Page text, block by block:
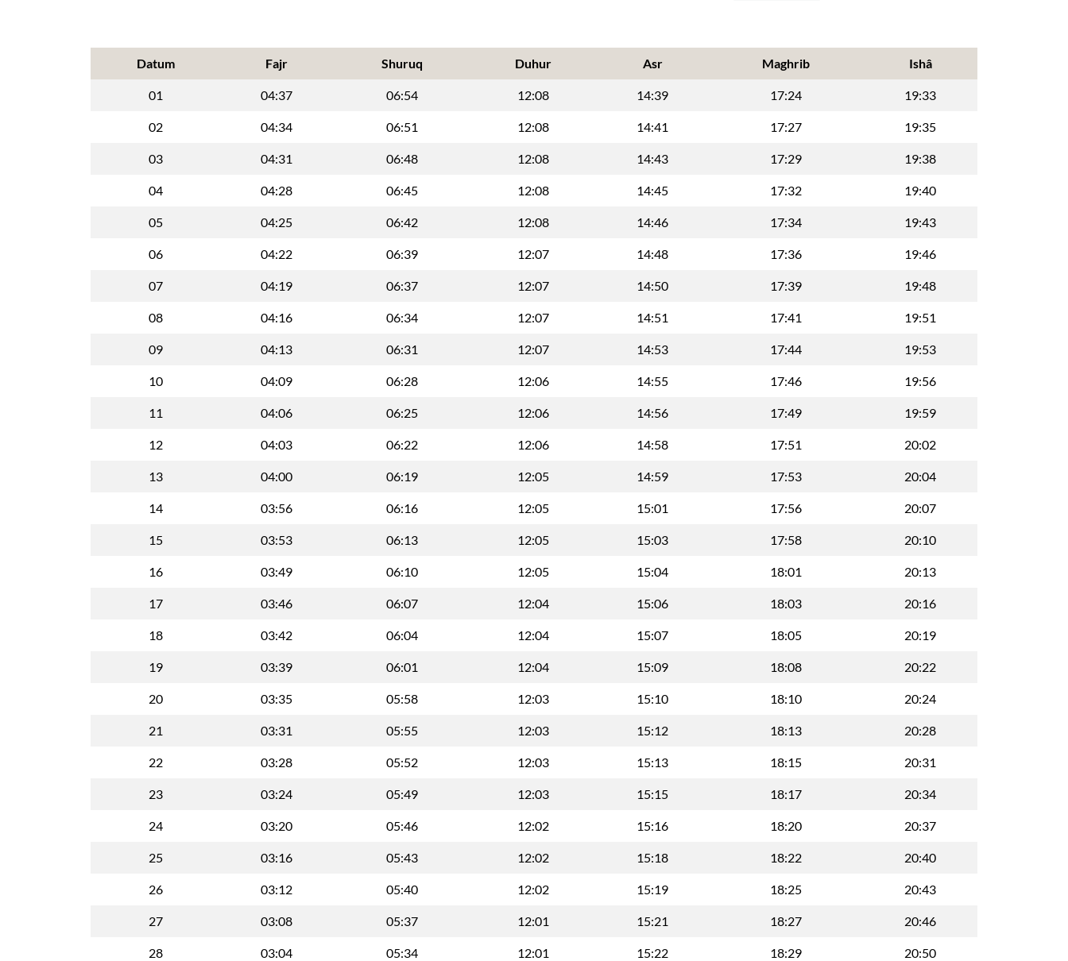
Datum Fajr Shuruq Duhur Asr Maghrib Ishâ
01 04:37 06:54 12:08 14:39 17:24 19:33
02 04:34 06:51 12:08 14:41 17:27 19:35
03 04:31 06:48 12:08 14:43 17:29 19:38
04 04:28 06:45 12:08 14:45 17:32 19:40
05 04:25 06:42 12:08 14:46 17:34 19:43
06 04:22 06:39 12:07 14:48 17:36 19:46
07 04:19 06:37 12:07 14:50 17:39 19:48
08 04:16 06:34 12:07 14:51 17:41 19:51
09 04:13 06:31 12:07 14:53 17:44 19:53
10 04:09 06:28 12:06 14:55 17:46 19:56
11 04:06 06:25 12:06 14:56 17:49 19:59
12 04:03 06:22 12:06 14:58 17:51 20:02
13 04:00 06:19 12:05 14:59 17:53 20:04
14 03:56 06:16 12:05 15:01 17:56 20:07
15 03:53 06:13 12:05 15:03 17:58 20:10
16 03:49 06:10 12:05 15:04 18:01 20:13
17 03:46 06:07 12:04 15:06 18:03 20:16
18 03:42 06:04 12:04 15:07 18:05 20:19
19 03:39 06:01 12:04 15:09 18:08 20:22
20 03:35 05:58 12:03 15:10 18:10 20:24
21 03:31 05:55 12:03 15:12 18:13 20:28
22 03:28 05:52 12:03 15:13 18:15 20:31
23 03:24 05:49 12:03 15:15 18:17 20:34
24 03:20 05:46 12:02 15:16 18:20 20:37
25 03:16 05:43 12:02 15:18 18:22 20:40
26 03:12 05:40 12:02 15:19 18:25 20:43
27 03:08 05:37 12:01 15:21 18:27 20:46
28 03:04 05:34 12:01 15:22 18:29 20:50